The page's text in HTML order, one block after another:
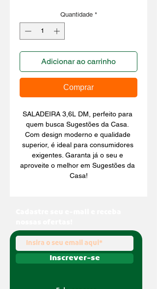
Quantidade *
Adicionar ao carrinho
Comprar
SALADEIRA 3,6L DM, perfeito para
quem busca Sugestões da Casa.
Com design moderno e qualidade
superior, é ideal para consumidores
exigentes. Garanta já o seu e
aproveite o melhor em Sugestões da
Casa!
Inscrever-se